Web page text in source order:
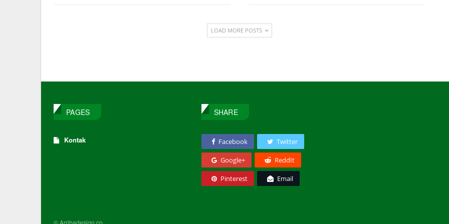
LOAD MORE POSTS
PAGES
Kontak
SHARE
Facebook Twitter
Google+ ReddIt
Pinterest Email